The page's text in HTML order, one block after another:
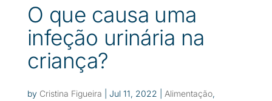
O que causa uma
infeção urinária na
criança?
by Cristina Figueira Jul 11, 2022 Alimentação,